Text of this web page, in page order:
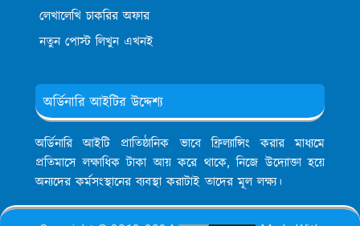
লেখালেখি চাকরির অফার
নতুন পোস্ট লিখুন এখনই
অর্ডিনারি আইটির উদ্দেশ্য
অর্ডিনারি আইটি প্রাতিষ্ঠানিক ভাবে ফ্রিল্যান্সিং করার মাধ্যমে
প্রতিমাসে লক্ষাধিক টাকা আয় করে থাকে, নিজে উদ্যোক্তা হয়ে
অন্যদের কর্মসংস্থানের ব্যবস্থা করাটাই তাদের মূল লক্ষ্য।